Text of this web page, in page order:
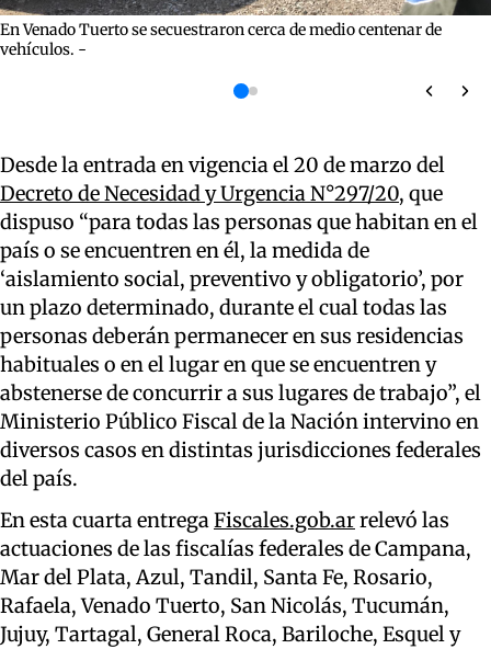
En Venado Tuerto se secuestraron cerca de medio centenar de
vehículos. -
Desde la entrada en vigencia el 20 de marzo del
Decreto de Necesidad y Urgencia N°297/20, que
dispuso “para todas las personas que habitan en el
país o se encuentren en él, la medida de
‘aislamiento social, preventivo y obligatorio’, por
un plazo determinado, durante el cual todas las
personas deberán permanecer en sus residencias
habituales o en el lugar en que se encuentren y
abstenerse de concurrir a sus lugares de trabajo”, el
Ministerio Público Fiscal de la Nación intervino en
diversos casos en distintas jurisdicciones federales
del país.
En esta cuarta entregaFiscales.gob.arrelevó las
actuaciones de las fiscalías federales de Campana,
Mar del Plata, Azul, Tandil, Santa Fe, Rosario,
Rafaela, Venado Tuerto, San Nicolás, Tucumán,
Jujuy, Tartagal, General Roca, Bariloche, Esquel y